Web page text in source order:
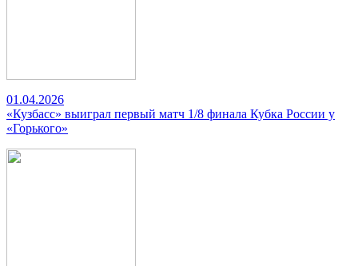
01.04.2026
«Кузбасс» выиграл первый матч 1/8 финала Кубка России у
«Горького»